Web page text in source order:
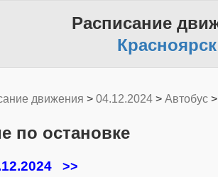
Расписание
Красноярск
движения > 04.12.2024 > Автобус
по остановке
>>